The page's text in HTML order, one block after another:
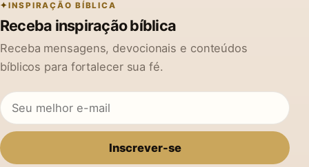
INSPIRAÇÃO BÍBLICA
Receba inspiração bíblica
Receba mensagens, devocionais e conteúdos
bíblicos para fortalecer sua fé.
Inscrever-se